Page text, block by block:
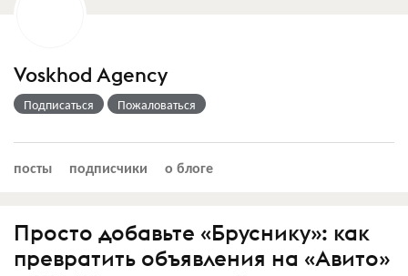
Voskhod Agency
Подписаться Пожаловаться
посты подписчики о блоге
Просто добавьте «Бруснику»: как
превратить объявления на «Авито»